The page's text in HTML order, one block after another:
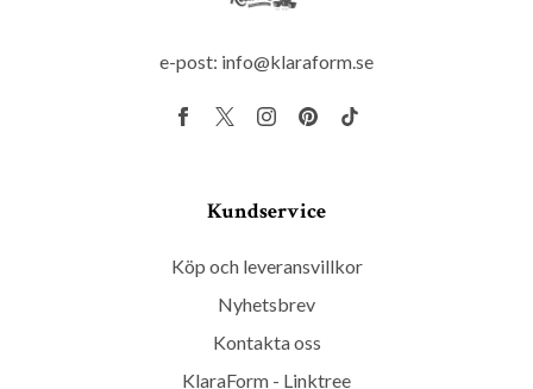
e-post: info@klaraform.se
Kundservice
Köp och leveransvillkor
Nyhetsbrev
Kontakta oss
KlaraForm - Linktree